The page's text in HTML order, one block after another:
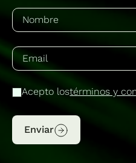
Acepto lostérminos y
Enviar